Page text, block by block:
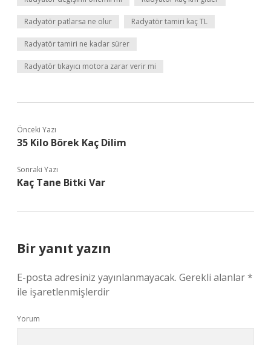
Radyatör patlarsa ne olur Radyatör tamiri kaç TL
Radyatör tamiri ne kadar sürer
Radyatör tıkayıcı motora zarar verir mi
Önceki Yazı
35 Kilo Börek Kaç Dilim
Sonraki Yazı
Kaç Tane Bitki Var
Bir yanıt yazın
E-posta adresiniz yayınlanmayacak. Gerekli alanlar*
ile işaretlenmişlerdir
Yorum